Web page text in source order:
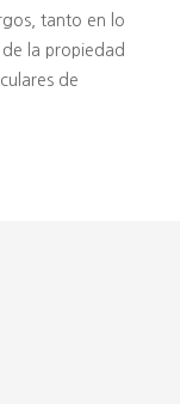
tanto en lo
la propiedad
de